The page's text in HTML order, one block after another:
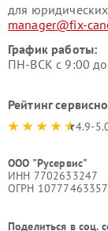
для
manager@fix-
График работы:
ПН-ВСК с 9:00
Рейтинг
4.9-
ООО "Русервис"
ИНН 7702633247
ОГРН
Поделиться в соц.